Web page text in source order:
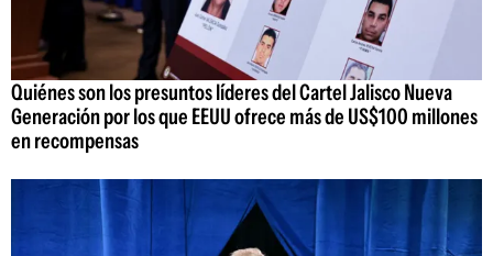
Quiénes son los presuntos líderes del Cartel Jalisco Nueva
Generación por los que EEUU ofrece más de US$100 millones
en recompensas